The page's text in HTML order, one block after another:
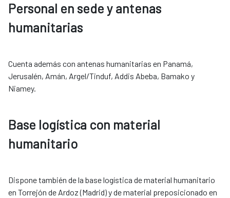
Personal en sede y antenas
humanitarias
Cuenta además con antenas humanitarias en Panamá,
Jerusalén, Amán, Argel/Tinduf, Addis Abeba, Bamako y
Niamey.
Base logística con material
humanitario
Dispone también de la base logística de material humanitario
en Torrejón de Ardoz (Madrid) y de material preposicionado en